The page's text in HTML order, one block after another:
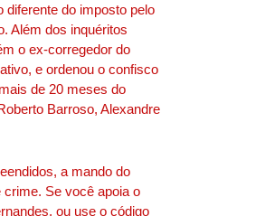
do imposto pelo
Além dos inquéritos
o ex-corregedor do
e ordenou o confisco
de 20 meses do
Barroso, Alexandre
a mando do
crime. Se você apoia o
ou use o código